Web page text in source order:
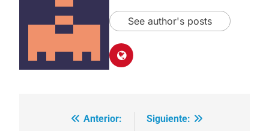
See author's posts
Navegación
Anterior:
Siguiente: